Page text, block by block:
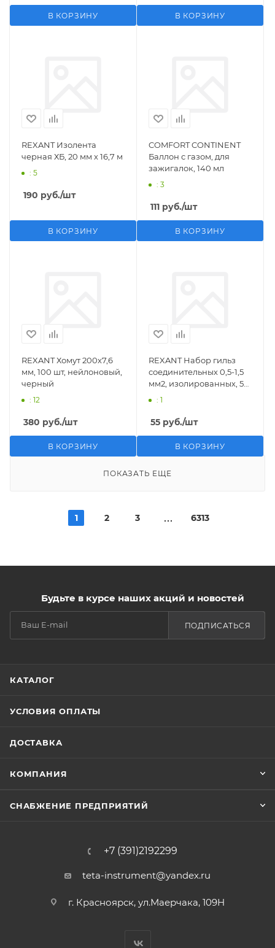
В КОРЗИНУ В КОРЗИНУ
REXANT Изолента
черная ХБ, 20 мм х 16,7 м
: 5
190 руб./шт
В КОРЗИНУ
COMFORT CONTINENT
Баллон с газом, для
зажигалок, 140 мл
: 3
111 руб./шт
В КОРЗИНУ
REXANT Хомут 200х7,6
мм, 100 шт, нейлоновый,
черный
: 12
380 руб./шт
В КОРЗИНУ
REXANT Набор гильз
соединительных 0,5-1,5
мм2, изолированных, 5
: 1
55 руб./шт
В КОРЗИНУ
ПОКАЗАТЬ ЕЩЕ
1 2 3 6313
Будьте в курсе наших акций и новостей
ПОДПИСАТЬСЯ
КАТАЛОГ
УСЛОВИЯ ОПЛАТЫ
ДОСТАВКА
КОМПАНИЯ
СНАБЖЕНИЕ ПРЕДПРИЯТИЙ
+7 (391)2192299
teta-instrument@yandex.ru
г. Красноярск, ул.Маерчака, 109Н